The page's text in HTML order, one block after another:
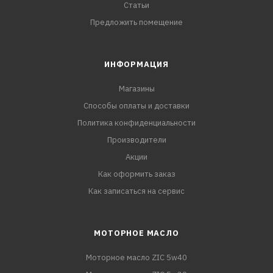
Статьи
Предложить помещение
ИНФОРМАЦИЯ
Магазины
Способы оплаты и доставки
Политика конфиденциальности
Производители
Акции
Как оформить заказ
Как записаться на сервис
МОТОРНОЕ МАСЛО
Моторное масло ZIC 5w40